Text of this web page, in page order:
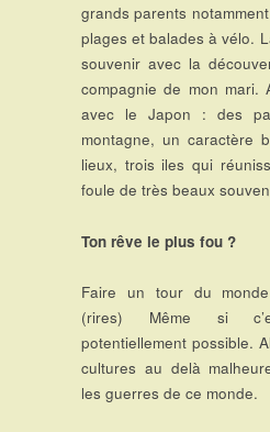
grands parents
plages et balades à vélo.
souvenir avec la
compagnie de mon mari.
avec le Japon : des
montagne, un caractère
lieux, trois iles qui
foule de très beaux
Ton rêve le plus fou ?
Faire un tour du
(rires) Même si
potentiellement possible.
cultures au delà
les guerres de ce monde.